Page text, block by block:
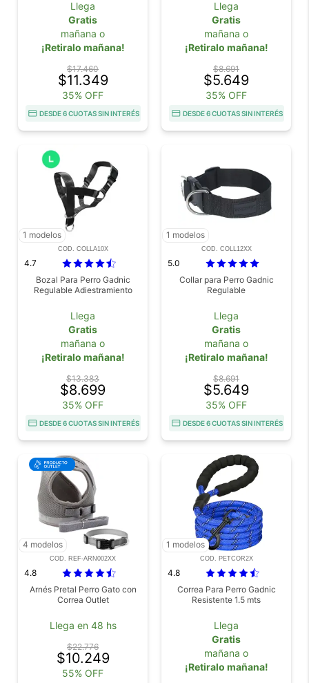
Llega
Gratis
mañana o
¡Retiralo mañana!
$17.460
$11.349
35% OFF
DESDE 6 CUOTAS SIN INTERÉS
Llega
Gratis
mañana o
¡Retiralo mañana!
$8.691
$5.649
35% OFF
DESDE 6 CUOTAS SIN INTERÉS
1 modelos
COD. COLLA10X
4.7
Bozal Para Perro Gadnic
Regulable Adiestramiento
Llega
Gratis
mañana o
¡Retiralo mañana!
$13.383
$8.699
35% OFF
DESDE 6 CUOTAS SIN INTERÉS
1 modelos
COD. COLL12XX
5.0
Collar para Perro Gadnic
Regulable
Llega
Gratis
mañana o
¡Retiralo mañana!
$8.691
$5.649
35% OFF
DESDE 6 CUOTAS SIN INTERÉS
4 modelos
COD. REF-ARN002XX
4.8
Arnés Pretal Perro Gato con
Correa Outlet
Llega en 48 hs
$22.776
$10.249
55% OFF
1 modelos
COD. PETCOR2X
4.8
Correa Para Perro Gadnic
Resistente 1.5 mts
Llega
Gratis
mañana o
¡Retiralo mañana!